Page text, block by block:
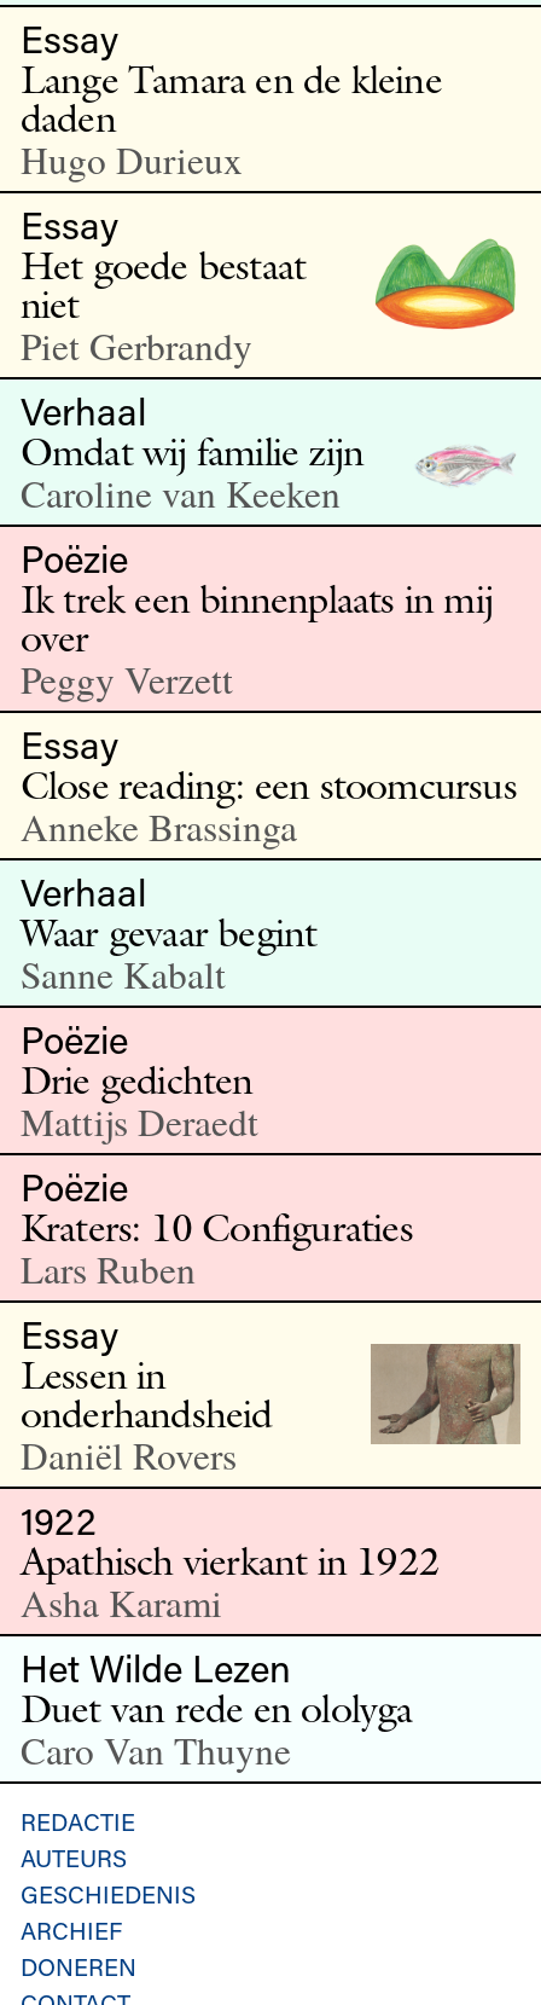
Essay
Lange Tamara en de kleine
daden
Hugo Durieux
Essay
Het goede bestaat
niet
Piet Gerbrandy
Verhaal
Omdat wij familie zijn
Caroline van Keeken
Poëzie
Ik trek een binnenplaats in mij
over
Peggy Verzett
Essay
Close reading: een stoomcursus
Anneke Brassinga
Verhaal
Waar gevaar begint
Sanne Kabalt
Poëzie
Drie gedichten
Mattijs Deraedt
Poëzie
Kraters: 10 Configuraties
Lars Ruben
Essay
Lessen in
onderhandsheid
Daniël Rovers
1922
Apathisch vierkant in 1922
Asha Karami
Het Wilde Lezen
Duet van rede en ololyga
Caro Van Thuyne
REDACTIE
AUTEURS
GESCHIEDENIS
ARCHIEF
DONEREN